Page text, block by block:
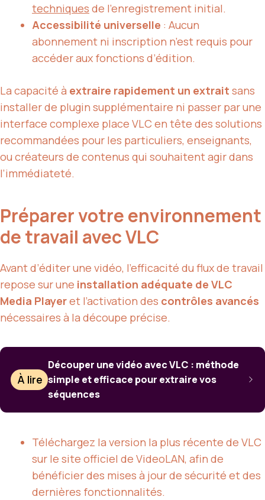
techniques de l’enregistrement initial.
Accessibilité universelle : Aucun
abonnement ni inscription n’est requis pour
accéder aux fonctions d’édition.
La capacité à extraire rapidement un extrait sans
installer de plugin supplémentaire ni passer par une
interface complexe place VLC en tête des solutions
recommandées pour les particuliers, enseignants,
ou créateurs de contenus qui souhaitent agir dans
l’immédiateté.
Préparer votre environnement
de travail avec VLC
Avant d’éditer une vidéo, l’efficacité du flux de travail
repose sur une installation adéquate de VLC
Media Playeret l’activation des contrôles avancés
nécessaires à la découpe précise.
À lire
Découper une vidéo avec VLC : méthode
simple et efficace pour extraire vos
séquences
Téléchargez la version la plus récente de VLC
sur le site officiel de VideoLAN, afin de
bénéficier des mises à jour de sécurité et des
dernières fonctionnalités.